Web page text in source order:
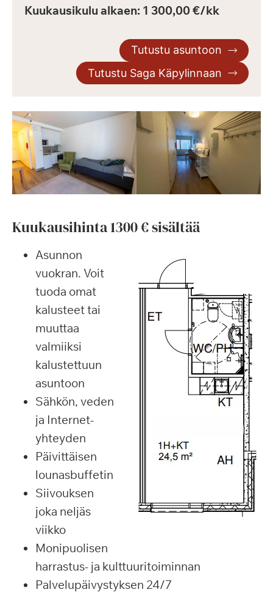
Kuukausikulu alkaen: 1 300,00 €/kk
Tutustu asuntoon
Tutustu Saga Käpylinnaan
Kuukausihinta 1300 € sisältää
Asunnon
vuokran. Voit
tuoda omat
kalusteet tai
muuttaa
valmiiksi
kalustettuun
asuntoon
Sähkön, veden
ja Internet-
yhteyden
Päivittäisen
lounasbuffetin
Siivouksen
joka neljäs
viikko
Monipuolisen
harrastus- ja kulttuuritoiminnan
Palvelupäivystyksen 24/7